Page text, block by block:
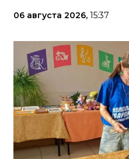
06 августа 2026, 15:37